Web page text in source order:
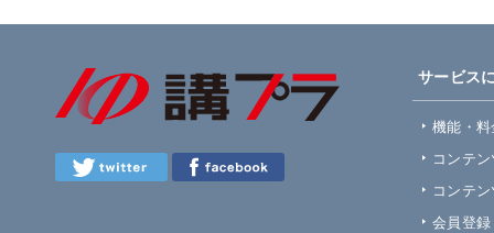
サービス
機能・
コンテ
コンテ
会員登録